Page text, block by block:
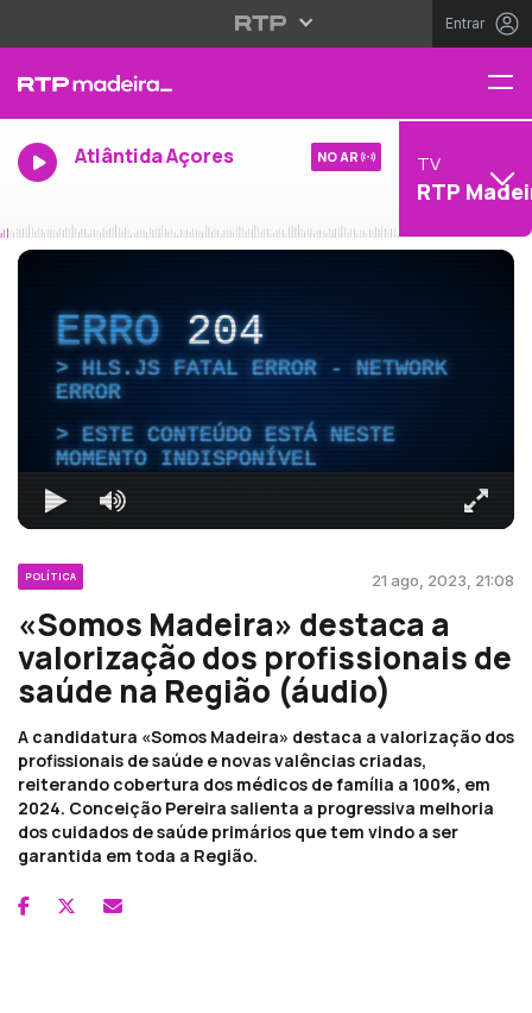
Entrar
Atlântida Açores NO AR TV
RTP
ERRO204
HLS.JS FATAL ERROR - NETWORK
ERROR
ESTE CONTEÚDO ESTÁ NESTE
MOMENTO INDISPONÍVEL
POLÍTICA 21 ago, 2023, 21:08
«Somos Madeira» destaca a
valorização dos profissionais de
saúde na Região (áudio)
A candidatura «Somos Madeira» destaca a valorização dos
profissionais de saúde e novas valências criadas,
reiterando cobertura dos médicos de família a 100%, em
2024. Conceição Pereira salienta a progressiva melhoria
dos cuidados de saúde primários que tem vindo a ser
garantida em toda a Região.